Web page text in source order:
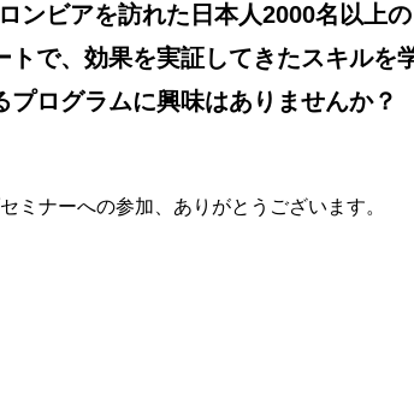
ンビアを訪れた日本人2000名以上の
トで、効果を実証してきたスキルを
プログラムに興味はありませんか？
ミナーへの参加、ありがとうございます。